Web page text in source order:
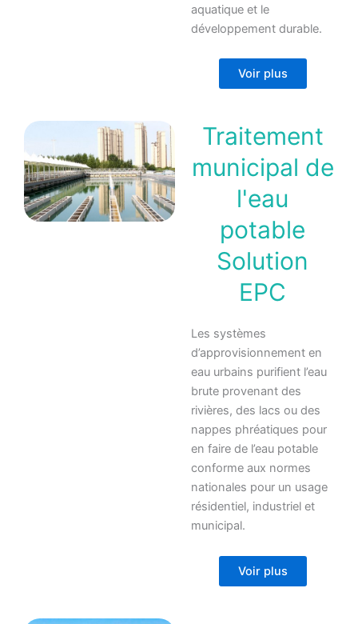
aquatique et le
développement durable.
Voir plus
Traitement
municipal de
l'eau
potable
Solution
EPC
Les systèmes
d’approvisionnement en
eau urbains purifient l’eau
brute provenant des
rivières, des lacs ou des
nappes phréatiques pour
en faire de l’eau potable
conforme aux normes
nationales pour un usage
résidentiel, industriel et
municipal.
Voir plus